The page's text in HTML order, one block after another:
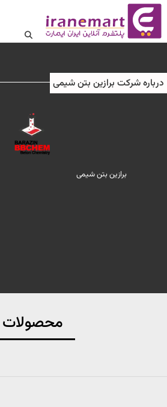
درباره شرکت برازین بتن شیمی
برازین بتن شیمی
محصولات